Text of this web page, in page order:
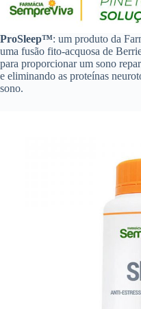
ProSleep™: um produto da
uma fusão fito-acquosa de
para proporcionar um sono
e eliminando as proteínas
sono.